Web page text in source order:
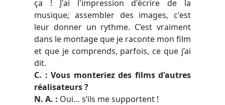
ça ! J'ai l'impression d'écrire de la
musique; assembler des images, c'est
leur donner un rythme. C’est vraiment
dans le montage que je raconte mon film
et que je comprends, parfois, ce que j’ai
dit.
C. : Vous monteriez des films d'autres
réalisateurs ?
N. A. : Oui… s’ils me supportent !